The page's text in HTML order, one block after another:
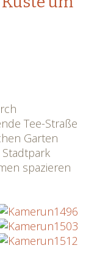
Tee-Straße
Garten
spazieren